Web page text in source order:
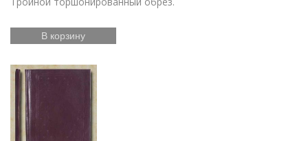
В корзину